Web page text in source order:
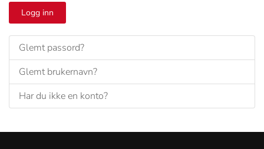
Logg inn
Glemt passord?
Glemt brukernavn?
Har du ikke en konto?